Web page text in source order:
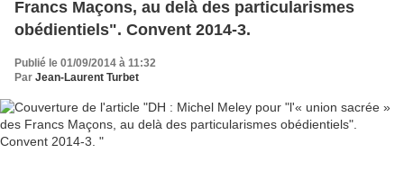
Francs Maçons, au delà des particularismes
obédientiels". Convent 2014-3.
Publié le 01/09/2014 à 11:32
Par Jean-Laurent Turbet